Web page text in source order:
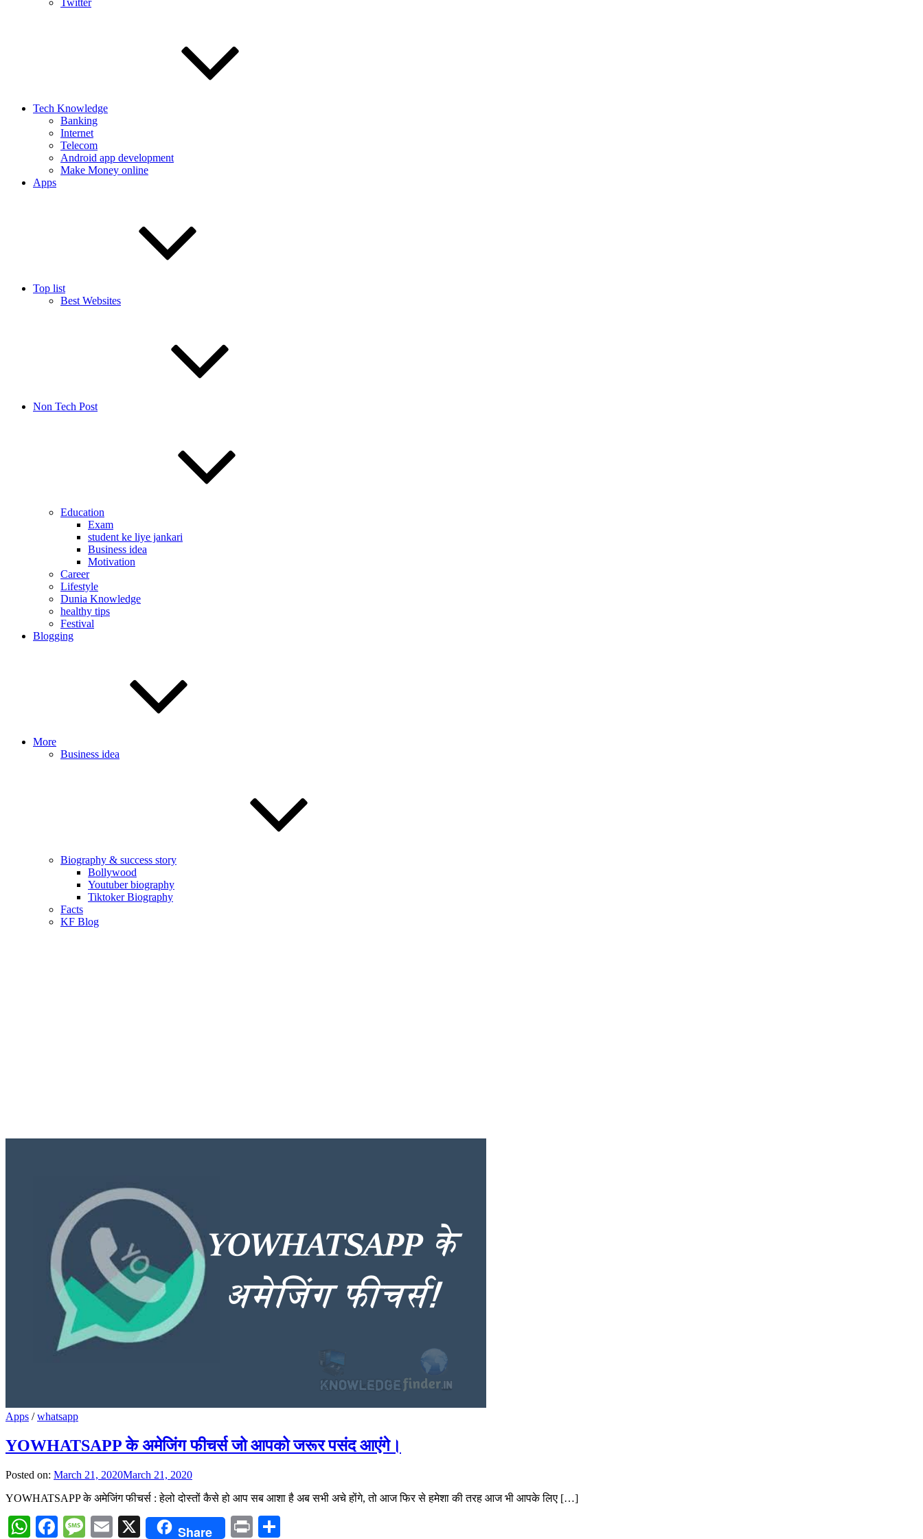
Twitter
Tech Knowledge
Banking
Internet
Telecom
Android app development
Make Money online
Apps
Top list
Best Websites
Non Tech Post
Education
Exam
student ke liye jankari
Business idea
Motivation
Career
Lifestyle
Dunia Knowledge
healthy tips
Festival
Blogging
More
Business idea
Biography & success story
Bollywood
Youtuber biography
Tiktoker Biography
Facts
KF Blog
Apps /whatsapp
YOWHATSAPP के अमेजिंग फीचर्स जो आपको जरूर पसंद आएंगे।
Posted on: March 21, 2020March 21, 2020
YOWHATSAPP के अमेजिंग फीचर्स : हेलो दोस्तों कैसे हो आप सब आशा है अब सभी अचे होंगे, तो आज फिर से हमेशा की तरह आज भी आपके लिए […]
WhatsApp
Facebook
Message
Email
X Share Print